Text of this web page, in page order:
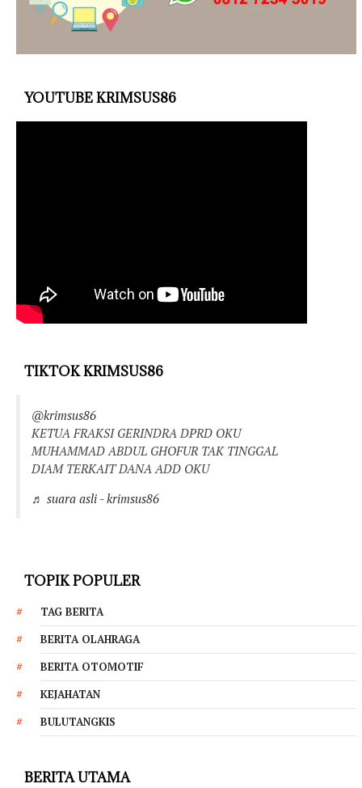
YOUTUBE KRIMSUS86
TIKTOK KRIMSUS86
@krimsus86
KETUA FRAKSI GERINDRA DPRD OKU
MUHAMMAD ABDUL GHOFUR TAK TINGGAL
DIAM TERKAIT DANA ADD OKU
♬ suara asli - krimsus86
TOPIK POPULER
TAG BERITA
BERITA OLAHRAGA
BERITA OTOMOTIF
KEJAHATAN
BULUTANGKIS
BERITA UTAMA